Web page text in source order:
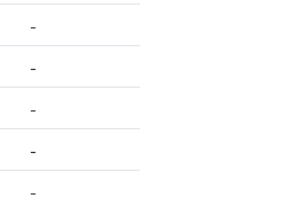
-
-
-
-
-